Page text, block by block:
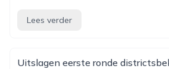
Lees verder
Uitslagen eerste ronde